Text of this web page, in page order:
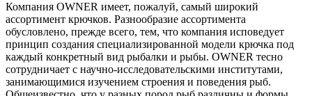
Компания OWNER имеет, пожалуй, самый широкий
ассортимент крючков. Разнообразие ассортимента
обусловлено, прежде всего, тем, что компания исповедует
принцип создания специализированной модели крючка под
каждый конкретный вид рыбалки и рыбы. OWNER тесно
сотрудничает с научно-исследовательскими институтами,
занимающимися изучением строения и поведения рыб.